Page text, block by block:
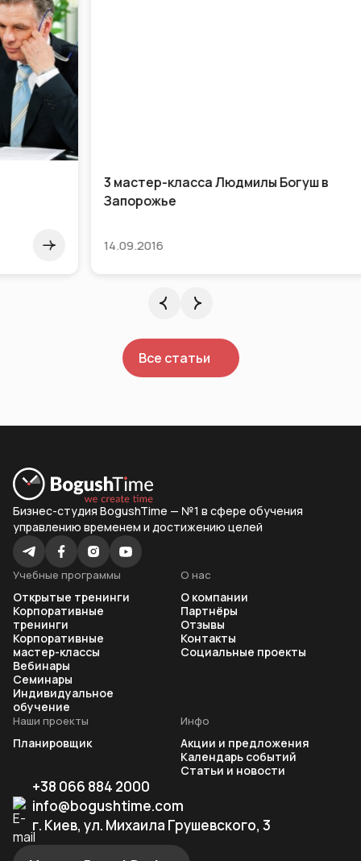
3 мастер-класса Людмилы Богуш в
14.09.2016
Все статьи
Бизнес-студия BogushTime — №1 в сфере обучения
управлению временем и достижению целей
Учебные программы
Открытые тренинги
Корпоративные
тренинги
Корпоративные
мастер-классы
Вебинары
Семинары
Индивидуальное
обучение
Наши проекты
Планировщик
Инфо
Акции и предложения
Календарь событий
Статьи и новости
О нас
О компании
Партнёры
Отзывы
Контакты
Социальные проекты
+38 066 884 2000
info@bogushtime.com
г. Киев, ул. Михаила Грушевского, 3